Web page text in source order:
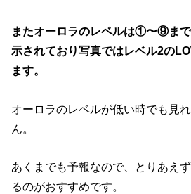
またオーロラのレベルは①〜⑨ま
示されており写真ではレベル2の
ます。
オーロラのレベルが低い時でも見
ん。
あくまでも予報なので、とりあえ
るのがおすすめです。